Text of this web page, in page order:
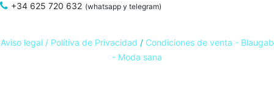
+34 625 720 632 (whatsapp y telegram)
Aviso legal / Polítiva de Privacidad / Condiciones de venta - Blaugab
- Moda sana